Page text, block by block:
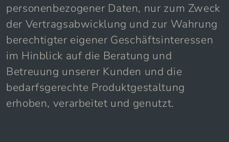
personenbezogener Daten, nur zum Zweck
der Vertragsabwicklung und zur Wahrung
berechtigter eigener Geschäftsinteressen
im Hinblick auf die Beratung und
Betreuung unserer Kunden und die
bedarfsgerechte Produktgestaltung
erhoben, verarbeitet und genutzt.